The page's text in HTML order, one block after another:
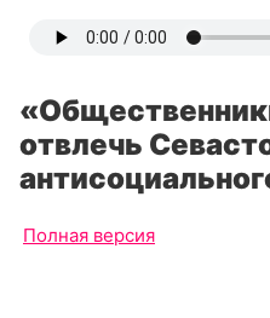
отвлечь
Полная версия